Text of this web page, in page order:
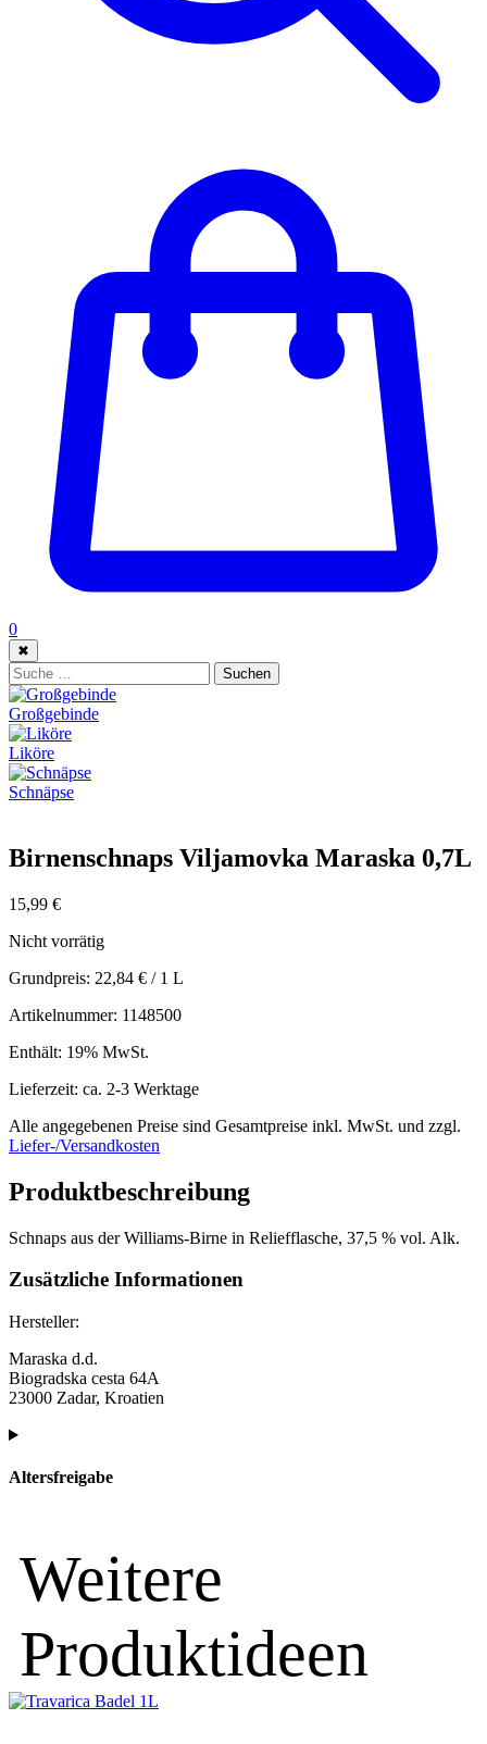
0
✖
Suche: Suchen
Großgebinde
Liköre
Schnäpse
Birnenschnaps Viljamovka Maraska 0,7L
15,99 €
Nicht vorrätig
Grundpreis: 22,84 € / 1 L
Artikelnummer: 1148500
Enthält: 19% MwSt.
Lieferzeit: ca. 2-3 Werktage
Alle angegebenen Preise sind Gesamtpreise inkl. MwSt. und zzgl.
Liefer-/Versandkosten
Produktbeschreibung
Schnaps aus der Williams-Birne in Reliefflasche, 37,5 % vol. Alk.
Zusätzliche Informationen
Hersteller:
Maraska d.d.
Biogradska cesta 64A
23000 Zadar, Kroatien
Altersfreigabe
Weitere
Produktideen